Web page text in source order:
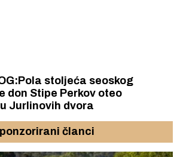
stoljeća seoskog
Jurlinovih dvora
članci